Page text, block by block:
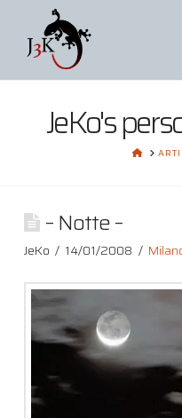
JeKo's
HOME
– Notte –
JeKo 14/01/2008